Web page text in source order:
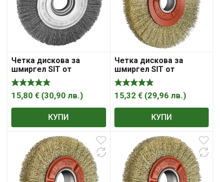
Четка дискова за
шмиргел SIT от
стоманена тел 100 мм,
15 мм, 0.30 мм, 3102
15,80 € (30,90 лв.)
КУПИ
Четка дискова за
шмиргел SIT от
стоманена тел с месинг
ф 150х38х25 мм, CE4153
15,32 € (29,96 лв.)
КУПИ